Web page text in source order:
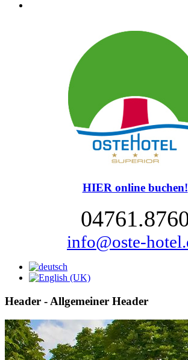
HIER online buchen!
info@oste-
Header - Allgemeiner Header